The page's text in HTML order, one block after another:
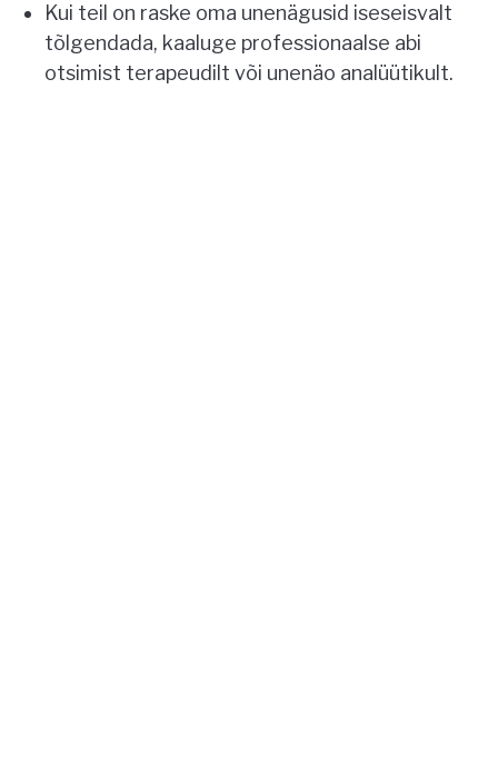
Kui teil on raske oma unenägusid iseseisvalt
tõlgendada, kaaluge professionaalse abi
otsimist terapeudilt või unenäo analüütikult.